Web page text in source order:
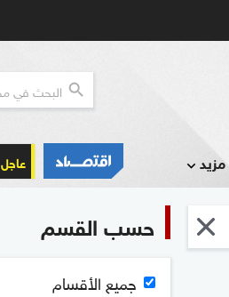
مزيد عاجل
حسب القسم
جميع الأقسام